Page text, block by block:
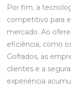
Por fim, a
competitivo para
mercado. Ao
eficiência, como
Gofrados, as
clientes e a
experiência